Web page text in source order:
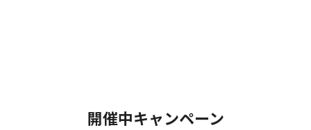
開催中キャンペーン